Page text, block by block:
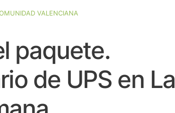
VALENCIANA
paquete.
de UPS en La